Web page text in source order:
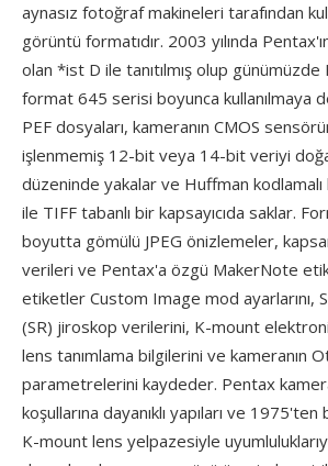
aynasız fotoğraf makineleri tarafından
görüntü formatıdır. 2003 yılında
olan *ist D ile tanıtılmış olup
format 645 serisi boyunca kullanılmaya
PEF dosyaları, kameranın CMOS
işlenmemiş 12-bit veya 14-bit veriyi
düzeninde yakalar ve Huffman kodlamalı
ile TIFF tabanlı bir kapsayıcıda saklar.
boyutta gömülü JPEG önizlemeler,
verileri ve Pentax'a özgü MakerNote
etiketler Custom Image mod ayarlarını,
(SR) jiroskop verilerini, K-mount
lens tanımlama bilgilerini ve kameranın
parametrelerini kaydeder. Pentax
koşullarına dayanıklı yapıları ve
K-mount lens yelpazesiyle